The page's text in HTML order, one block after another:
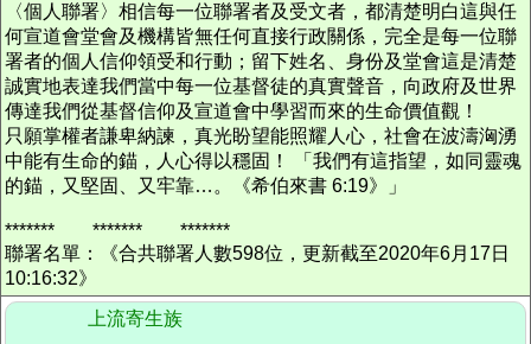
〈個人聯署〉相信每一位聯署者及受文者，都清楚明白這與任
何宣道會堂會及機構皆無任何直接行政關係，完全是每一位聯
署者的個人信仰領受和行動；留下姓名、身份及堂會這是清楚
誠實地表達我們當中每一位基督徒的真實聲音，向政府及世界
傳達我們從基督信仰及宣道會中學習而來的生命價值觀！
只願掌權者謙卑納諫，真光盼望能照耀人心，社會在波濤洶湧
中能有生命的錨，人心得以穩固！ 「我們有這指望，如同靈魂
的錨，又堅固、又牢靠…。《希伯來書 6:19》」
******* ******* *******
聯署名單：《合共聯署人數598位，更新截至2020年6月17日
10:16:32》
上流寄生族